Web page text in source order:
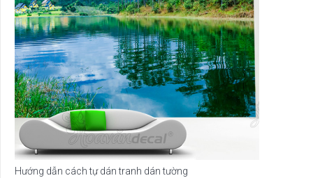
Hướng dẫn cách tự dán tranh dán tường